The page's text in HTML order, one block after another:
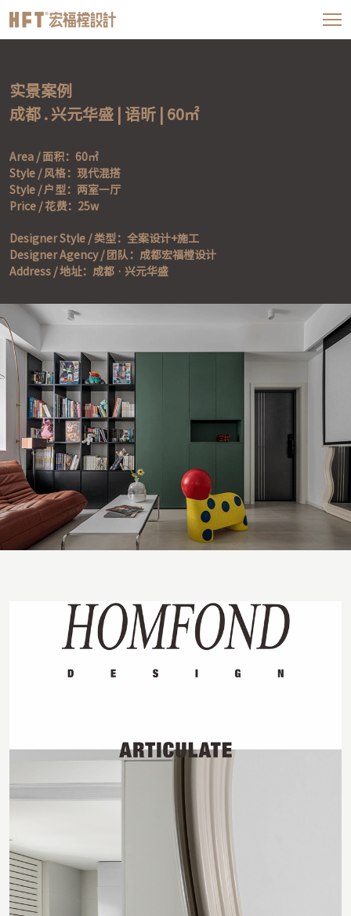
实景案例
成都 . 兴元华盛 | 语昕 | 60㎡
Area / 面积：60㎡
Style / 风格：现代混搭
Style / 户型：两室一厅
Price / 花费：25w
Designer Style / 类型：全案设计+施工
Designer Agency / 团队：成都宏福樘设计
Address / 地址：成都 · 兴元华盛